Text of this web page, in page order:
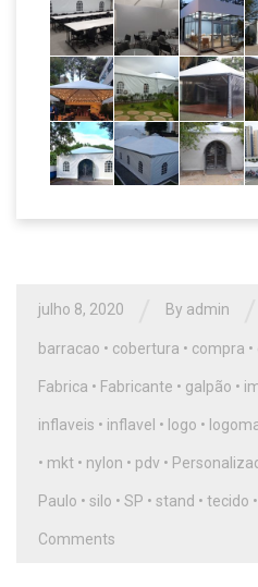
julho 8, 2020 By admin
barracao • cobertura • compra •
Fabrica • Fabricante • galpão •
inflaveis • inflavel • logo •
• mkt • nylon • pdv •
Paulo • silo • SP • stand • tecido •
Comments